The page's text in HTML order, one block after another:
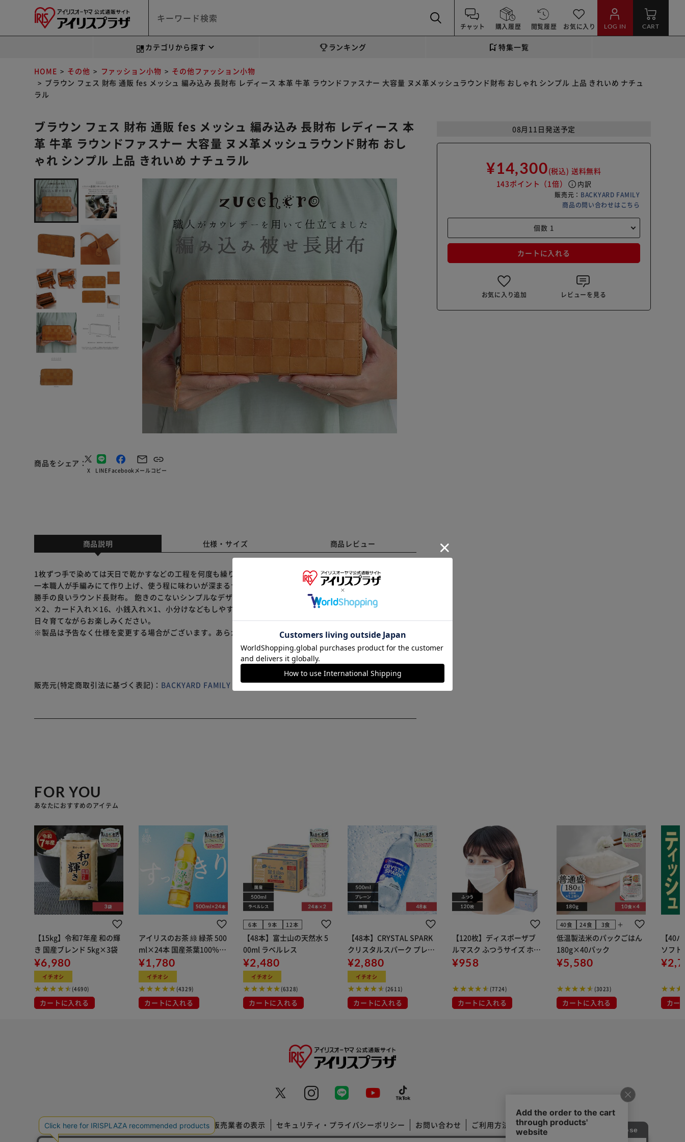
チャット 購入履歴 閲覧履歴 お気に入り LOG IN CART
カテゴリから探す ランキング 特集一覧
HOME その他 ファッション小物
その他ファッション小物
ブラウン フェス 財布 通販 fes メッシュ 編み込み 長財布 レディース 本革 牛革 ラウンドファスナー 大容量 ヌメ革メッシュラウンド財布 おしゃれ シンプル 上品 きれいめ ナチュ
ラル
ブラウン フェス 財布 通販 fes メッシュ 編み込み 長財布 レディース 本
革 牛革 ラウンドファスナー 大容量 ヌメ革メッシュラウンド財布 おし
ゃれ シンプル 上品 きれいめ ナチュラル
商品をシェア
X LINEFacebookメールコピー
08月11日発送予定
¥14,300(税込) 送料無料
143ポイント （1倍） info 内訳
販売元： BACKYARD FAMILY
商品の問い合わせはこちら
カートに入れる
お気に入り追加 レビューを見る
商品説明 仕様・サイズ 商品レビュー
1枚ずつ手で染めては天日で乾かすなどの工程を何度も繰り返して仕上げた、カウレザーをメッシュ状にし一本
一本職人が手編みにて作り上げ、使う程に味わいが深まるナチュラルな雰囲気のシリーズ。 人気シリーズの使い
勝手の良いラウンド長財布。 飽きのこないシンプルなデザインで、収納力抜群なサイズ感。 内側部分には札入れ
×2、カード入れ×16、小銭入れ×1、小分けなどもしやすい仕様。 表情豊かな本革ならではの経年変化を、
日々育てながらお楽しみください。
※製品は予告なく仕様を変更する場合がございます。あらかじめご了承ください。
販売元(特定商取引法に基づく表記)： BACKYARD FAMILY アイリスプラザ店
FOR YOU
あなたにおすすめのアイテム
【15kg】令和7年産 和の輝
き 国産ブレンド 5kg×3袋
¥6,980
イチオシ
(4690)
カートに入れる
アイリスのお茶 綠 緑茶 500
ml×24本 国産茶葉100％使
用
¥1,780
イチオシ
(4329)
カートに入れる
6本 9本 12本
【48本】富士山の天然水 5
00ml ラベルレス
¥2,480
イチオシ
(6328)
カートに入れる
【48本】CRYSTAL SPARK
クリスタルスパーク プレー
ン 500ml
¥2,880
イチオシ
(2611)
カートに入れる
【120枚】ディスポーザブ
ルマスク ふつうサイズ ホワ
イト 大容量 DISPOSABLE
布
¥958
(7724)
カートに入れる
40食 24食 3食 add
低温製法米のパックごはん
180g×40パック
¥5,580
(3023)
カートに入れる
【40
ソフ
組) 5
カー
特定商取引法に基づく通信販売業者の表示 セキュリティ・プライバシーポリシー お問い合わせ ご利用方法 ご利用規約
※ご確認ください